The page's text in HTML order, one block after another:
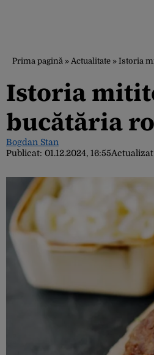
Prima pagină » Actualitate » Istoria
Istoria
bucătăria
Bogdan Stan
Publicat: 01.12.2024, 16:55